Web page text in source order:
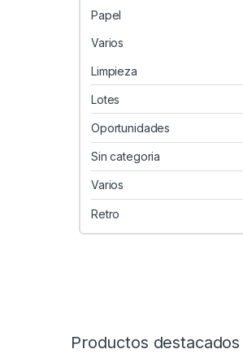
Papel
Varios
Limpieza
Lotes
Oportunidades
Sin categoria
Varios
Retro
Productos destacados